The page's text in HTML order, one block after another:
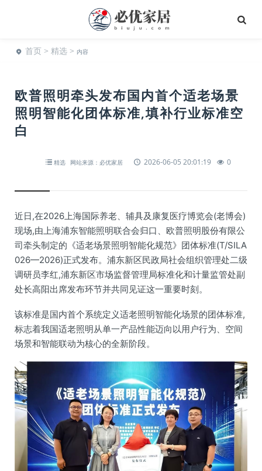
首页 > 精选 > 内容
欧普照明牵头发布国内首个适老场景
照明智能化团体标准,填补行业标准空
白
精选 网站来源：必优家居 2026-06-05 20:01:19 0
近日,在2026上海国际养老、辅具及康复医疗博览会(老博会)
现场,由上海浦东智能照明联合会归口、欧普照明股份有限公
司牵头制定的《适老场景照明智能化规范》团体标准(T/SILA
026—2026)正式发布。浦东新区民政局社会组织管理处二级
调研员李红,浦东新区市场监督管理局标准化和计量监管处副
处长高阳出席发布环节并共同见证这一重要时刻。
该标准是国内首个系统定义适老照明智能化场景的团体标准,
标志着我国适老照明从单一产品性能迈向以用户行为、空间
场景和智能联动为核心的全新阶段。